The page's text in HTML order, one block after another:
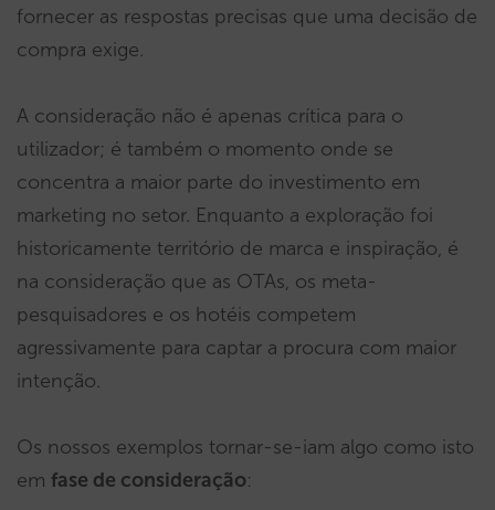
fornecer as respostas precisas que uma decisão de
compra exige.
A consideração não é apenas crítica para o
utilizador; é também o momento onde se
concentra a maior parte do investimento em
marketing no setor. Enquanto a exploração foi
historicamente território de marca e inspiração, é
na consideração que as OTAs, os meta-
pesquisadores e os hotéis competem
agressivamente para captar a procura com maior
intenção.
Os nossos exemplos tornar-se-iam algo como isto
em fase de consideração: